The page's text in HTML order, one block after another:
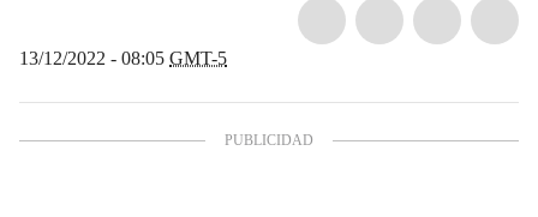
13/12/2022 - 08:05 GMT-5